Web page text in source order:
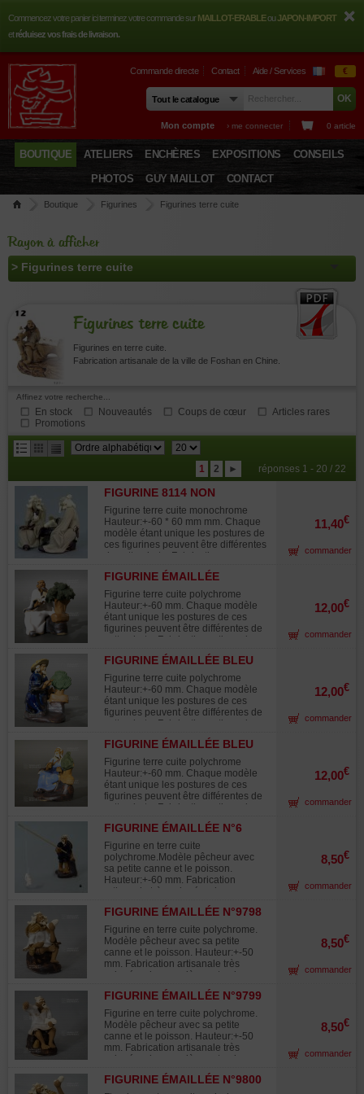
Commencez votre panier ici terminez votre commande surMAILLOT-ERABLEouJAPON-IMPORT
etréduisez vos frais de livraison.
Commande directe Contact Aide / Services €
Mon compte › me connecter 0 article
BOUTIQUE ATELIERS ENCHÈRES EXPOSITIONS
CONSEILS
PHOTOS
GUY MAILLOT CONTACT
Boutique Figurines Figurines terre cuite
Rayon à afficher
Figurines terre cuite
Figurines en terre cuite.
Fabrication artisanale de la ville de Foshan en Chine.
Affinez votre recherche...
En stock Nouveautés Coups de cœur
Articles rares
Promotions
résultats
page
1 2 ► réponses 1 - 20 / 22
FIGURINE 8114 NON
ÉMAILLÉ DOUBLE BEIGE
Figurine terre cuite monochrome
Hauteur:+-60 * 60 mm mm. Chaque
modèle étant unique les postures de
ces figurines peuvent être différentes
de cette photo. Fabrication
artisanale très soignée, chaque
pièce est unique. Utilisée dans la
composition des paysages
miniatures "saikei"et en
accompagnement avec les bonsaï.
11,40€
commander
FIGURINE ÉMAILLÉE
BLANCHE TAILLEUR BONSAI
8066
Figurine terre cuite polychrome
Hauteur:+-60 mm. Chaque modèle
étant unique les postures de ces
figurines peuvent être différentes de
cette photo. Fabrication artisanale
très soignée. Utilisée dans la
composition des paysages
miniatures "saikei"et en
accompagnement avec le bonsaï.
12,00€
commander
FIGURINE ÉMAILLÉE BLEU
MARINE TAILLEUR BONSAI
Figurine terre cuite polychrome
Hauteur:+-60 mm. Chaque modèle
étant unique les postures de ces
figurines peuvent être différentes de
cette photo. Fabrication artisanale
très soignée. Utilisée dans la
composition des paysages
miniatures "saikei"et en
accompagnement avec le bonsaï.
12,00€
commander
FIGURINE ÉMAILLÉE BLEU
TAILLEUR BONSAI
Figurine terre cuite polychrome
Hauteur:+-60 mm. Chaque modèle
étant unique les postures de ces
figurines peuvent être différentes de
cette photo. Fabrication artisanale
très soignée. Utilisée dans la
composition des paysages
miniatures "saikei"et en
accompagnement avec le bonsaï.
12,00€
commander
FIGURINE ÉMAILLÉE N°6
8508
Figurine en terre cuite
polychrome.Modèle pêcheur avec
sa petite canne et le poisson.
Hauteur:+-60 mm. Fabrication
artisanale très soignée, chaque
pièce est unique. Utilisée dans la
composition des paysages
miniatures "saikei"et en
accompagnement avec les bonsaïs.
8,50€
commander
FIGURINE ÉMAILLÉE N°9798
Figurine en terre cuite polychrome.
Modèle pêcheur avec sa petite
canne et le poisson. Hauteur:+-50
mm. Fabrication artisanale très
soignée, chaque pièce est unique.
Utilisée dans la composition des
paysages miniatures "saikei"et en
accompagnement avec les bonsaïs.
8,50€
commander
FIGURINE ÉMAILLÉE N°9799
Figurine en terre cuite polychrome.
Modèle pêcheur avec sa petite
canne et le poisson. Hauteur:+-50
mm. Fabrication artisanale très
soignée, chaque pièce est unique.
Utilisée dans la composition des
paysages miniatures "saikei"et en
8,50€
commander
FIGURINE ÉMAILLÉE N°9800